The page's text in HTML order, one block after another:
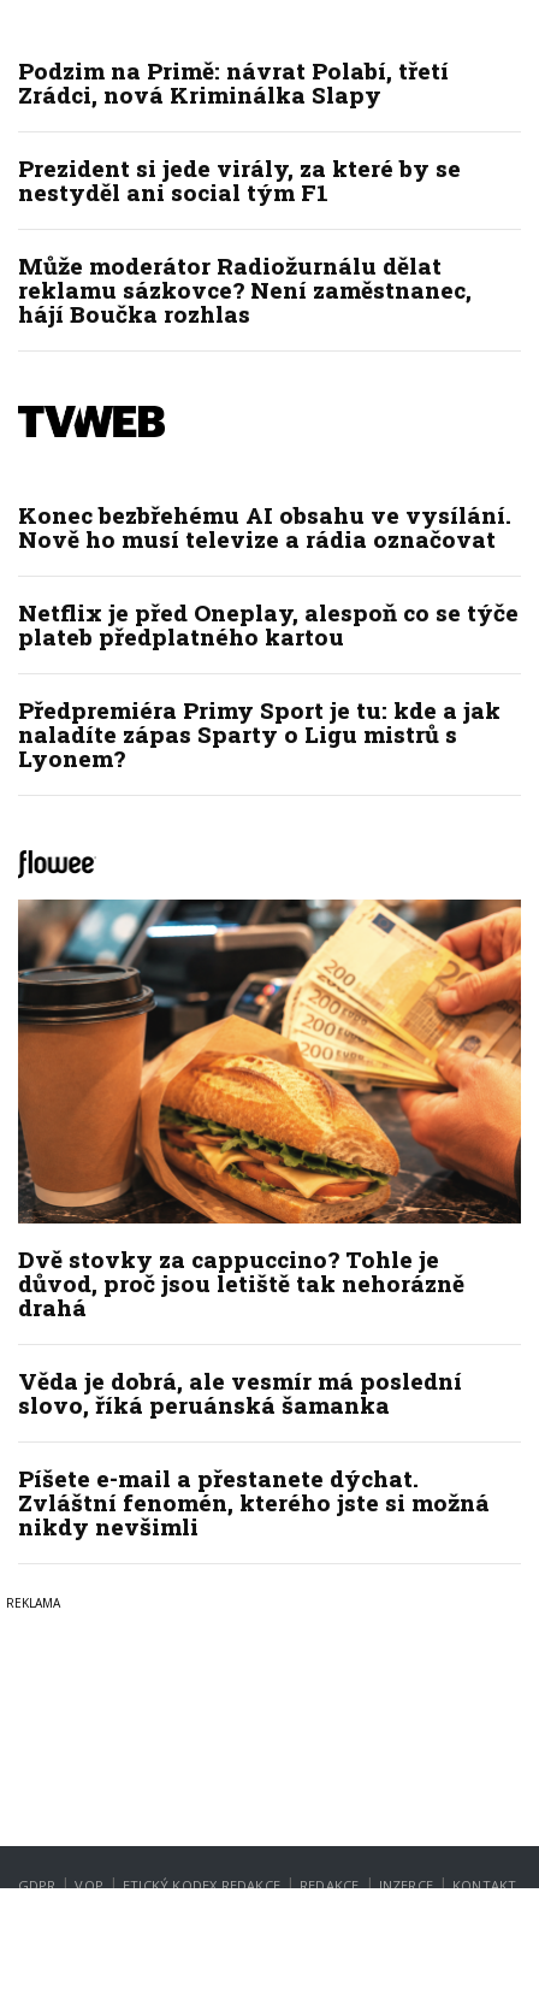
Podzim na Primě: návrat Polabí, třetí
Zrádci, nová Kriminálka Slapy
Prezident si jede virály, za které by se
nestyděl ani social tým F1
Může moderátor Radiožurnálu dělat
reklamu sázkovce? Není zaměstnanec,
hájí Boučka rozhlas
Konec bezbřehému AI obsahu ve vysílání.
Nově ho musí televize a rádia označovat
Netflix je před Oneplay, alespoň co se týče
plateb předplatného kartou
Předpremiéra Primy Sport je tu: kde a jak
naladíte zápas Sparty o Ligu mistrů s
Lyonem?
Dvě stovky za cappuccino? Tohle je
důvod, proč jsou letiště tak nehorázně
drahá
Věda je dobrá, ale vesmír má poslední
slovo, říká peruánská šamanka
Píšete e-mail a přestanete dýchat.
Zvláštní fenomén, kterého jste si možná
nikdy nevšimli
GDPR | VOP | ETICKÝ KODEX REDAKCE | REDAKCE | INZERCE | KONTAKT